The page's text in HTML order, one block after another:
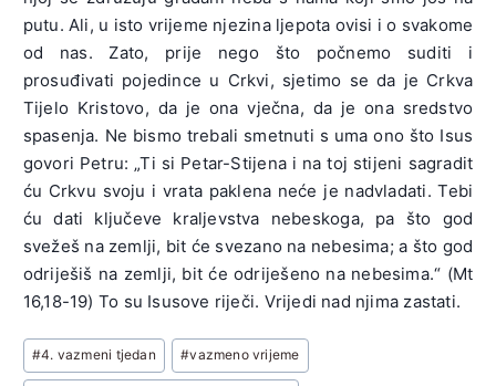
putu. Ali, u isto vrijeme njezina ljepota ovisi i o svakome
od nas. Zato, prije nego što počnemo suditi i
prosuđivati pojedince u Crkvi, sjetimo se da je Crkva
Tijelo Kristovo, da je ona vječna, da je ona sredstvo
spasenja. Ne bismo trebali smetnuti s uma ono što Isus
govori Petru: „Ti si Petar-Stijena i na toj stijeni sagradit
ću Crkvu svoju i vrata paklena neće je nadvladati. Tebi
ću dati ključeve kraljevstva nebeskoga, pa što god
svežeš na zemlji, bit će svezano na nebesima; a što god
odriješiš na zemlji, bit će odriješeno na nebesima.“ (Mt
16,18-19) To su Isusove riječi. Vrijedi nad njima zastati.
Post
Tags:
#4. vazmeni tjedan #vazmeno vrijeme